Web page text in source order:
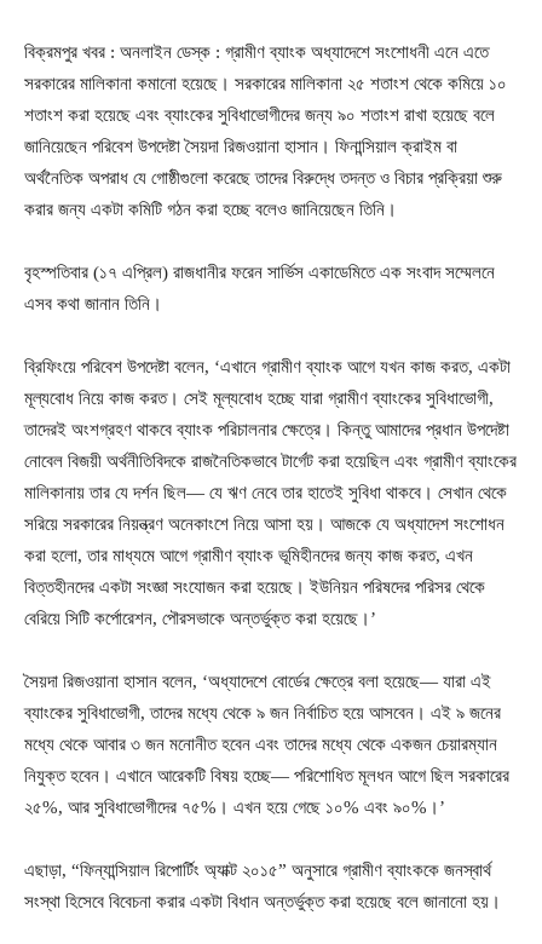
বিক্রমপুর খবর : অনলাইন ডেস্ক : গ্রামীণ ব্যাংক অধ্যাদেশে সংশোধনী এনে এতে
সরকারের মালিকানা কমানো হয়েছে। সরকারের মালিকানা ২৫ শতাংশ থেকে কমিয়ে ১০
শতাংশ করা হয়েছে এবং ব্যাংকের সুবিধাভোগীদের জন্য ৯০ শতাংশ রাখা হয়েছে বলে
জানিয়েছেন পরিবেশ উপদেষ্টা সৈয়দা রিজওয়ানা হাসান। ফিনান্সিয়াল ক্রাইম বা
অর্থনৈতিক অপরাধ যে গোষ্ঠীগুলো করেছে তাদের বিরুদ্ধে তদন্ত ও বিচার প্রক্রিয়া শুরু
করার জন্য একটা কমিটি গঠন করা হচ্ছে বলেও জানিয়েছেন তিনি।
বৃহস্পতিবার (১৭ এপ্রিল) রাজধানীর ফরেন সার্ভিস একাডেমিতে এক সংবাদ সম্মেলনে
এসব কথা জানান তিনি।
ব্রিফিংয়ে পরিবেশ উপদেষ্টা বলেন, ‘এখানে গ্রামীণ ব্যাংক আগে যখন কাজ করত, একটা
মূল্যবোধ নিয়ে কাজ করত। সেই মূল্যবোধ হচ্ছে যারা গ্রামীণ ব্যাংকের সুবিধাভোগী,
তাদেরই অংশগ্রহণ থাকবে ব্যাংক পরিচালনার ক্ষেত্রে। কিন্তু আমাদের প্রধান উপদেষ্টা
নোবেল বিজয়ী অর্থনীতিবিদকে রাজনৈতিকভাবে টার্গেট করা হয়েছিল এবং গ্রামীণ ব্যাংকের
মালিকানায় তার যে দর্শন ছিল— যে ঋণ নেবে তার হাতেই সুবিধা থাকবে। সেখান থেকে
সরিয়ে সরকারের নিয়ন্ত্রণ অনেকাংশে নিয়ে আসা হয়। আজকে যে অধ্যাদেশ সংশোধন
করা হলো, তার মাধ্যমে আগে গ্রামীণ ব্যাংক ভূমিহীনদের জন্য কাজ করত, এখন
বিত্তহীনদের একটা সংজ্ঞা সংযোজন করা হয়েছে। ইউনিয়ন পরিষদের পরিসর থেকে
বেরিয়ে সিটি কর্পোরেশন, পৌরসভাকে অন্তর্ভুক্ত করা হয়েছে।’
সৈয়দা রিজওয়ানা হাসান বলেন, ‘অধ্যাদেশে বোর্ডের ক্ষেত্রে বলা হয়েছে— যারা এই
ব্যাংকের সুবিধাভোগী, তাদের মধ্যে থেকে ৯ জন নির্বাচিত হয়ে আসবেন। এই ৯ জনের
মধ্যে থেকে আবার ৩ জন মনোনীত হবেন এবং তাদের মধ্যে থেকে একজন চেয়ারম্যান
নিযুক্ত হবেন। এখানে আরেকটি বিষয় হচ্ছে— পরিশোধিত মূলধন আগে ছিল সরকারের
২৫%, আর সুবিধাভোগীদের ৭৫%। এখন হয়ে গেছে ১০% এবং ৯০%।’
এছাড়া, “ফিন্যান্সিয়াল রিপোর্টিং অ্যাক্ট ২০১৫” অনুসারে গ্রামীণ ব্যাংককে জনস্বার্থ
সংস্থা হিসেবে বিবেচনা করার একটা বিধান অন্তর্ভুক্ত করা হয়েছে বলে জানানো হয়।